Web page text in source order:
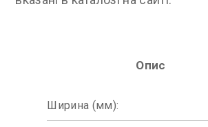
Опис
Ширина (мм):